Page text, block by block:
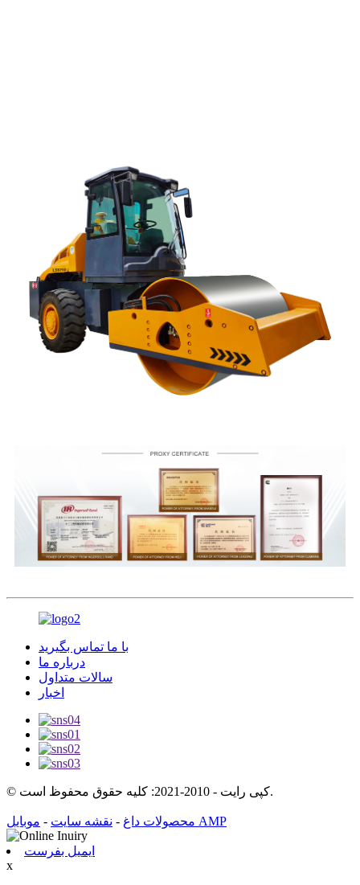
با ما تماس بگیرید
درباره ما
سالات متداول
اخبار
© کپی رایت - 2010-2021: کلیه حقوق محفوظ است.
محصولات داغ - نقشه سایت - موبایل AMP
ایمیل بفرست
x